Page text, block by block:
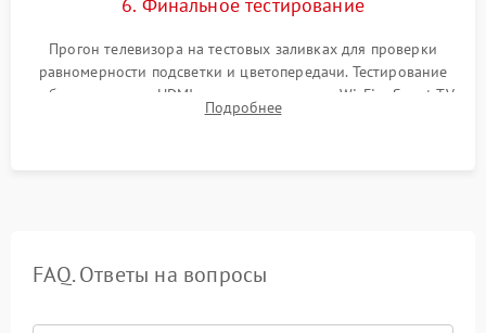
Прогон телевизора на тестовых заливках для проверки
равномерности подсветки и цветопередачи. Тестирование
работы разъемов HDMI, динамиков, модуля Wi-Fi и Smart TV
в рабочем режиме в течение нескольких часов.
Подробнее
FAQ. Ответы на вопросы